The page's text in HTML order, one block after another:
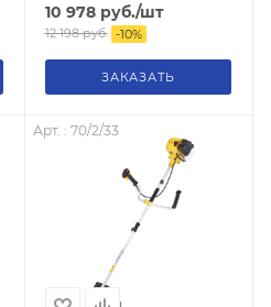
10 978руб./шт
12 198руб. -10%
ЗАКАЗАТЬ
Арт. : 70/2/33